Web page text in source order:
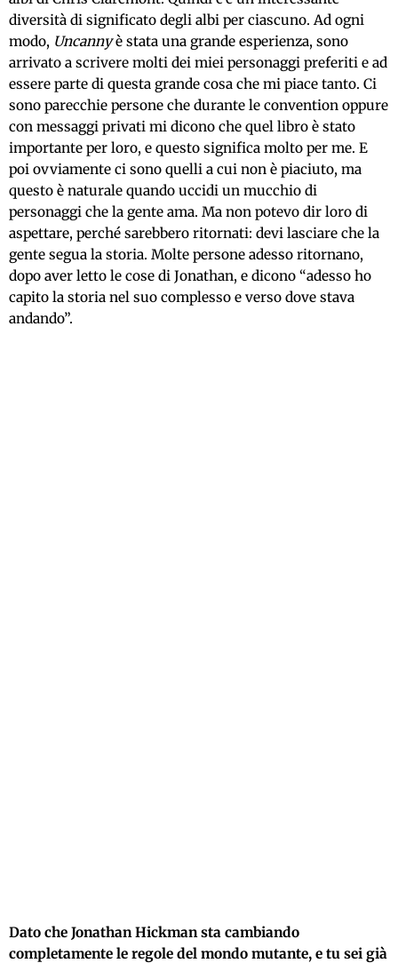
diversità di significato degli albi per ciascuno. Ad ogni
modo, Uncannyè stata una grande esperienza, sono
arrivato a scrivere molti dei miei personaggi preferiti e ad
essere parte di questa grande cosa che mi piace tanto. Ci
sono parecchie persone che durante le convention oppure
con messaggi privati mi dicono che quel libro è stato
importante per loro, e questo significa molto per me. E
poi ovviamente ci sono quelli a cui non è piaciuto, ma
questo è naturale quando uccidi un mucchio di
personaggi che la gente ama. Ma non potevo dir loro di
aspettare, perché sarebbero ritornati: devi lasciare che la
gente segua la storia. Molte persone adesso ritornano,
dopo aver letto le cose di Jonathan, e dicono “adesso ho
capito la storia nel suo complesso e verso dove stava
andando”.
Dato che Jonathan Hickman sta cambiando
completamente le regole del mondo mutante, e tu sei già